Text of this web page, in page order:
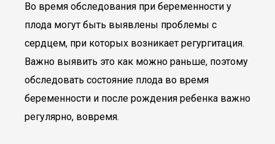
Во время обследования при беременности у
плода могут быть выявлены проблемы с
сердцем, при которых возникает регургитация.
Важно выявить это как можно раньше, поэтому
обследовать состояние плода во время
беременности и после рождения ребенка важно
регулярно, вовремя.